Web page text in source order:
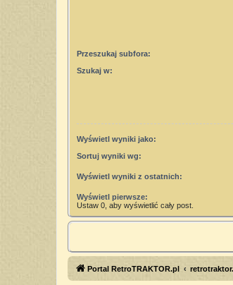
Przeszukaj subfora:
Szukaj w:
Wyświetl wyniki jako:
Sortuj wyniki wg:
Wyświetl wyniki z ostatnich:
Wyświetl pierwsze:
Ustaw 0, aby wyświetlić cały post.
Portal RetroTRAKTOR.pl